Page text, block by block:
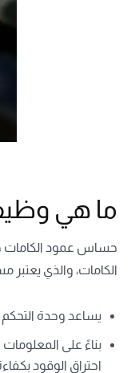
ما هي
حساس عمود الكامات
الكامات، والذي
يساعد وحدة
بناءً على
احتراق الوقود